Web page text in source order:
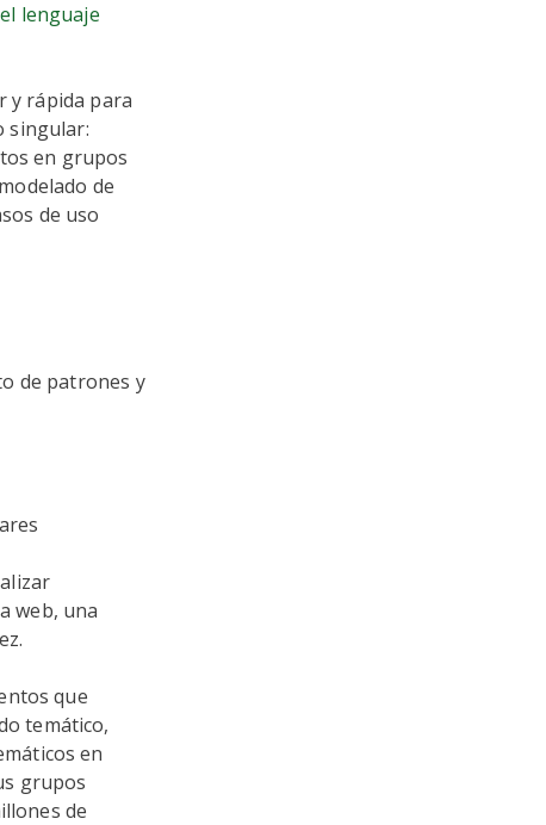
lenguaje
y rápida para
singular:
en grupos
de
de uso
de patrones y
web, una
que
temático,
en
grupos
de